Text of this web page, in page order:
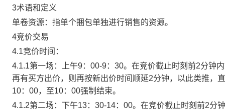
3术语和定义
单卷资源：指单个捆包单独进行销售的资源。
4竞价交易
4.1竞价时间：
4.1.1第一场：上午9：00-9：30。在竞价截止时刻前2分钟
再有买方出价，则再按新出价时间顺延2分钟，以此类推，
10：00，至10：00强制结束。
4.1.2第二场：下午13：30-14：00。在竞价截止时刻前2分